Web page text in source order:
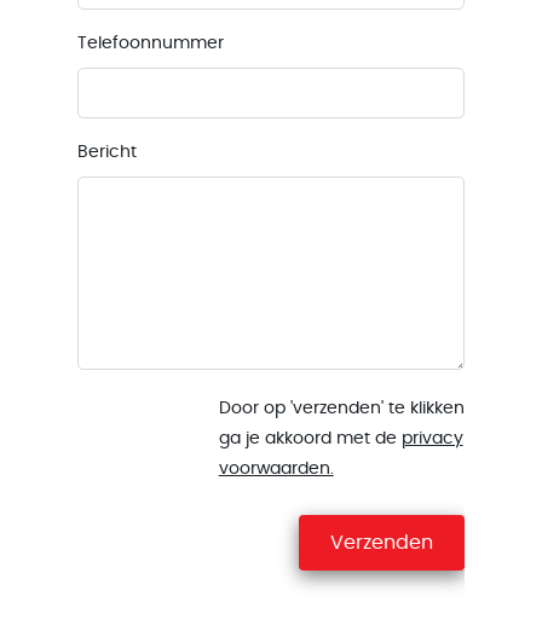
Telefoonnummer
Bericht
Door op 'verzenden' te klikken
ga je akkoord met de privacy
voorwaarden.
Verzenden